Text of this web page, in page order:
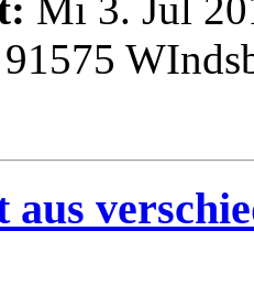
Mi 3. Jul
91575
aus